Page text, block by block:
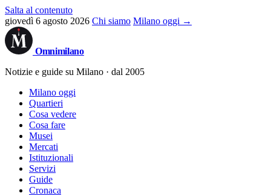
Salta al contenuto
giovedì 6 agosto 2026 Chi siamo Milano oggi →
Omnimilano
Notizie e guide su Milano · dal 2005
Milano oggi
Quartieri
Cosa vedere
Cosa fare
Musei
Mercati
Istituzionali
Servizi
Guide
Cronaca